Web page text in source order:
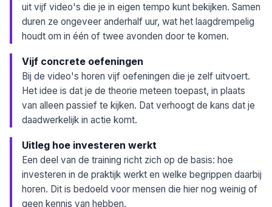
uit vijf video's die je in eigen tempo kunt bekijken. Samen
duren ze ongeveer anderhalf uur, wat het laagdrempelig
houdt om in één of twee avonden door te komen.
Vijf concrete oefeningen
Bij de video's horen vijf oefeningen die je zelf uitvoert.
Het idee is dat je de theorie meteen toepast, in plaats
van alleen passief te kijken. Dat verhoogt de kans dat je
daadwerkelijk in actie komt.
Uitleg hoe investeren werkt
Een deel van de training richt zich op de basis: hoe
investeren in de praktijk werkt en welke begrippen daarbij
horen. Dit is bedoeld voor mensen die hier nog weinig of
geen kennis van hebben.